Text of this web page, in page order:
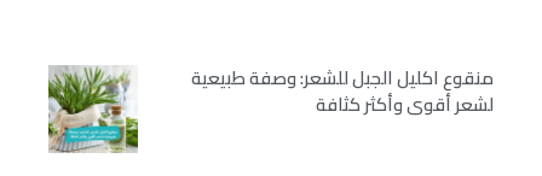
منقوع اكليل الجبل للشعر: وصفة طبيعية
لشعر أقوى وأكثر كثافة